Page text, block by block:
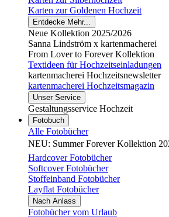
Karten zur Goldenen Hochzeit
Entdecke Mehr...
Neue Kollektion 2025/2026
Sanna Lindström x kartenmacherei
From Lover to Forever Kollektion
Textideen für Hochzeitseinladungen
kartenmacherei Hochzeitsnewsletter
kartenmacherei Hochzeitsmagazin
Unser Service
Gestaltungsservice Hochzeit
Fotobuch
Alle Fotobücher
NEU: Summer Forever Kollektion
Hardcover Fotobücher
Softcover Fotobücher
Stoffeinband Fotobücher
Layflat Fotobücher
Nach Anlass
Fotobücher vom Urlaub